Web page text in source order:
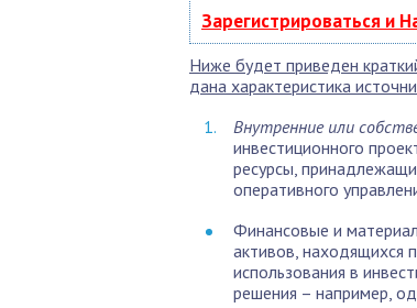
Зарегистрироваться и
Ниже будет приведен
дана характеристика
Внутренние или
инвестиционного
ресурсы,
оперативного
Финансовые и
активов, находящихся
использования в
решения – например,